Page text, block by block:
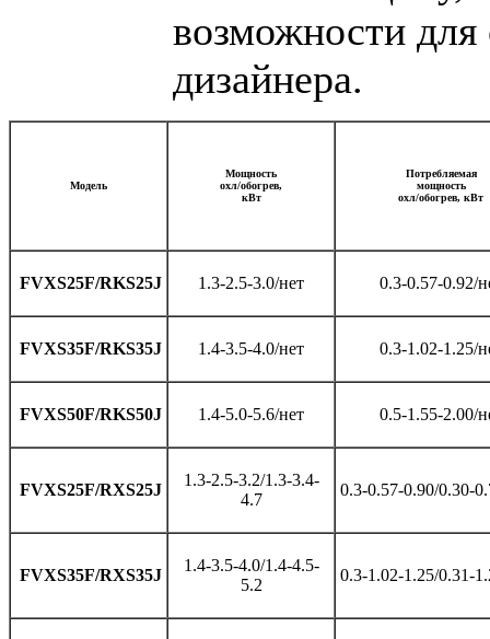
возможности
дизайнера.
Модель
Мощность
охл/обогрев,
кВт
Потребляемая
мощность
охл/обогрев, кВт
FVXS25F/RKS25J 1.3-2.5-3.0/нет 0.3-0.57-0.92/
FVXS35F/RKS35J 1.4-3.5-4.0/нет 0.3-1.02-1.25/
FVXS50F/RKS50J 1.4-5.0-5.6/нет 0.5-1.55-2.00/
FVXS25F/RXS25J
1.3-2.5-3.2/1.3-3.4-
4.7
0.3-0.57-0.90/0.30-
FVXS35F/RXS35J
1.4-3.5-4.0/1.4-4.5-
5.2
0.3-1.02-1.25/0.31-